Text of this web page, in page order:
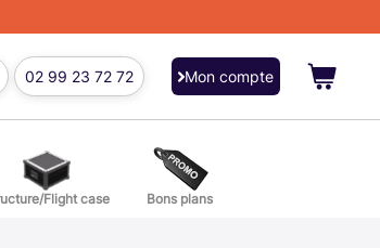
02 99 23 72 72 Mon compte
Flight case Bons plans